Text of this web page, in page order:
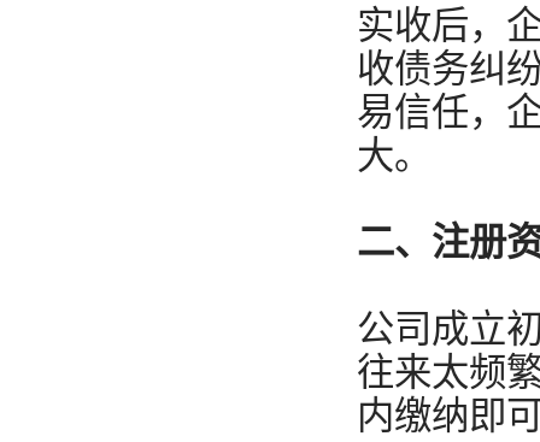
实收后，
收债务纠
易信任，
大。
二、注册
公司成立
往来太频
内缴纳即